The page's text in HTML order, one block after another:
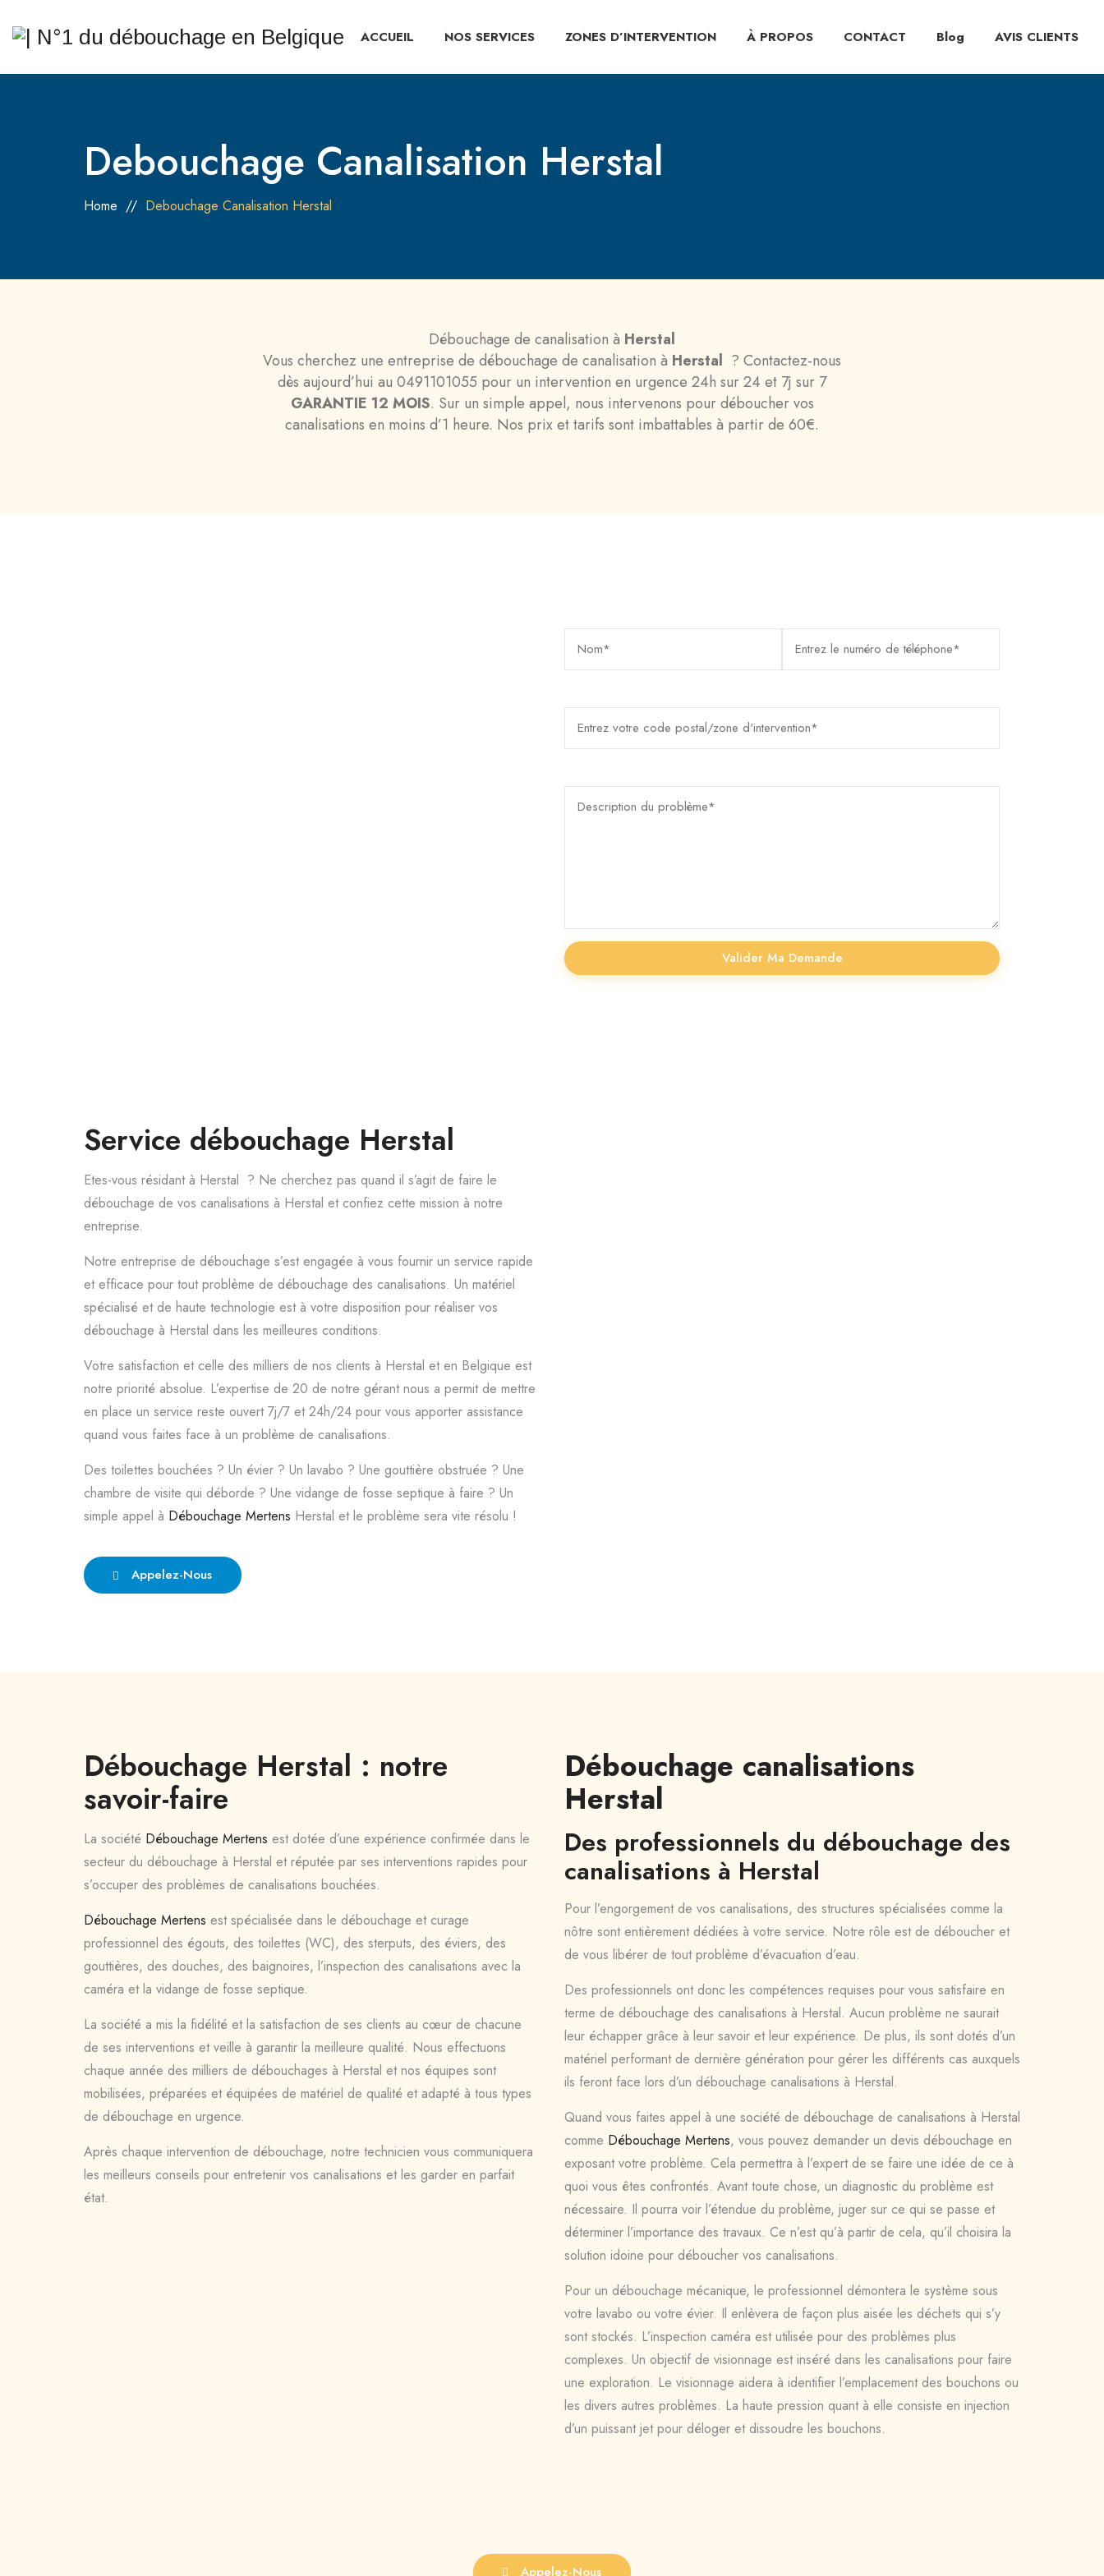
ACCUEIL NOS SERVICES ZONES D’INTERVENTION À PROPOS CONTACT Blog AVIS CLIENTS
Debouchage Canalisation Herstal
Home // Debouchage Canalisation Herstal
Débouchage de canalisation à Herstal
Vous cherchez une entreprise de débouchage de canalisation à Herstal ? Contactez-nous
dès aujourd’hui au 0491101055 pour un intervention en urgence 24h sur 24 et 7j sur 7
GARANTIE 12 MOIS. Sur un simple appel, nous intervenons pour déboucher vos
canalisations en moins d’1 heure. Nos prix et tarifs sont imbattables à partir de 60€.
Service débouchage Herstal
Etes-vous résidant à Herstal ? Ne cherchez pas quand il s’agit de faire le
débouchage de vos canalisations à Herstal et confiez cette mission à notre
entreprise.
Notre entreprise de débouchage s’est engagée à vous fournir un service rapide
et efficace pour tout problème de débouchage des canalisations. Un matériel
spécialisé et de haute technologie est à votre disposition pour réaliser vos
débouchage à Herstal dans les meilleures conditions.
Votre satisfaction et celle des milliers de nos clients à Herstal et en Belgique est
notre priorité absolue. L’expertise de 20 de notre gérant nous a permit de mettre
en place un service reste ouvert 7j/7 et 24h/24 pour vous apporter assistance
quand vous faites face à un problème de canalisations.
Des toilettes bouchées ? Un évier ? Un lavabo ? Une gouttière obstruée ? Une
chambre de visite qui déborde ? Une vidange de fosse septique à faire ? Un
simple appel à Débouchage Mertens Herstal et le problème sera vite résolu !
Appelez-Nous
Débouchage Herstal : notre
savoir-faire
La société Débouchage Mertens est dotée d’une expérience confirmée dans le
secteur du débouchage à Herstal et réputée par ses interventions rapides pour
s’occuper des problèmes de canalisations bouchées.
Débouchage Mertens est spécialisée dans le débouchage et curage
professionnel des égouts, des toilettes (WC), des sterputs, des éviers, des
gouttières, des douches, des baignoires, l’inspection des canalisations avec la
caméra et la vidange de fosse septique.
La société a mis la fidélité et la satisfaction de ses clients au cœur de chacune
de ses interventions et veille à garantir la meilleure qualité. Nous effectuons
chaque année des milliers de débouchages à Herstal et nos équipes sont
mobilisées, préparées et équipées de matériel de qualité et adapté à tous types
de débouchage en urgence.
Après chaque intervention de débouchage, notre technicien vous communiquera
les meilleurs conseils pour entretenir vos canalisations et les garder en parfait
état.
Débouchage canalisations
Herstal
Des professionnels du débouchage des
canalisations à Herstal
Pour l’engorgement de vos canalisations, des structures spécialisées comme la
nôtre sont entièrement dédiées à votre service. Notre rôle est de déboucher et
de vous libérer de tout problème d’évacuation d’eau.
Des professionnels ont donc les compétences requises pour vous satisfaire en
terme de débouchage des canalisations à Herstal. Aucun problème ne saurait
leur échapper grâce à leur savoir et leur expérience. De plus, ils sont dotés d’un
matériel performant de dernière génération pour gérer les différents cas auxquels
ils feront face lors d’un débouchage canalisations à Herstal.
Quand vous faites appel à une société de débouchage de canalisations à Herstal
comme Débouchage Mertens, vous pouvez demander un devis débouchage en
exposant votre problème. Cela permettra à l’expert de se faire une idée de ce à
quoi vous êtes confrontés. Avant toute chose, un diagnostic du problème est
nécessaire. Il pourra voir l’étendue du problème, juger sur ce qui se passe et
déterminer l’importance des travaux. Ce n’est qu’à partir de cela, qu’il choisira la
solution idoine pour déboucher vos canalisations.
Pour un débouchage mécanique, le professionnel démontera le système sous
votre lavabo ou votre évier. Il enlèvera de façon plus aisée les déchets qui s’y
sont stockés. L’inspection caméra est utilisée pour des problèmes plus
complexes. Un objectif de visionnage est inséré dans les canalisations pour faire
une exploration. Le visionnage aidera à identifier l’emplacement des bouchons ou
les divers autres problèmes. La haute pression quant à elle consiste en injection
d’un puissant jet pour déloger et dissoudre les bouchons.
Appelez-Nous